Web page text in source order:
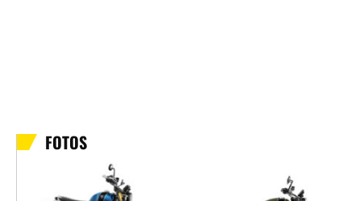
FOTOS